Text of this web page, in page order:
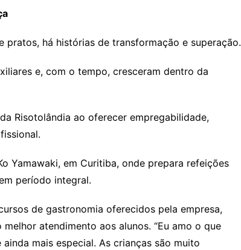
pratos, há histórias de transformação e superação.
e, com o tempo, cresceram dentro da
Risotolândia ao oferecer empregabilidade,
Yamawaki, em Curitiba, onde prepara refeições
período integral.
de gastronomia oferecidos pela empresa,
atendimento aos alunos. “Eu amo o que
mais especial. As crianças são muito